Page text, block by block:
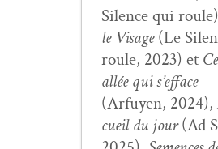
Silence qui
le Vis­age(Le
roule, 2023) et
allée qui s’ef­face
(Arfuyen, 2024),
cueil du jour(Ad